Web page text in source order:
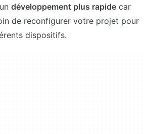
développement plus rapide car
de reconfigurer votre projet pour
dispositifs.